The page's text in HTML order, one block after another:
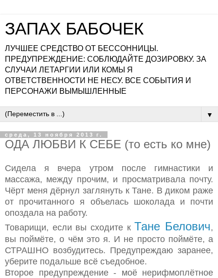
ЗАПАХ БАБОЧЕК
ЛУЧШЕЕ СРЕДСТВО ОТ БЕССОННИЦЫ.
ПРЕДУПРЕЖДЕНИЕ: СОБЛЮДАЙТЕ ДОЗИРОВКУ. ЗА
СЛУЧАИ ЛЕТАРГИИ ИЛИ КОМЫ Я
ОТВЕТСТВЕННОСТИ НЕ НЕСУ. ВСЕ СОБЫТИЯ И
ПЕРСОНАЖИ ВЫМЫШЛЕННЫЕ
▼
среда, 13 ноября 2013 г.
ОДА ЛЮБВИ К СЕБЕ (то есть ко мне)
Сидела я вчера утром после гимнастики и
массажа, между прочим, и просматривала почту.
Чёрт меня дёрнул заглянуть к Тане. В диком раже
от прочитанного я объелась шоколада и почти
опоздала на работу.
Товарищи, если вы сходите к Тане Белович,
вы поймёте, о чём это я. И не просто поймёте, а
СТРАШНО возбудитесь. Предупреждаю заранее,
уберите подальше всё съедобное.
Второе предупреждение - моё нерифмоплётное